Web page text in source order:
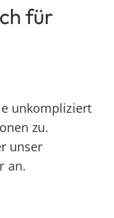
für
unkompliziert
zu.
unser
an.